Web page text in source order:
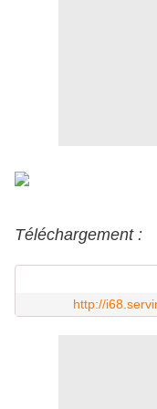
Téléchargement :
http://